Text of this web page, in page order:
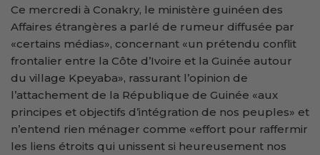
Ce mercredi à Conakry, le ministère guinéen des
Affaires étrangères a parlé de rumeur diffusée par
«certains médias», concernant «un prétendu conflit
frontalier entre la Côte d’Ivoire et la Guinée autour
du village Kpeyaba», rassurant l’opinion de
l’attachement de la République de Guinée «aux
principes et objectifs d’intégration de nos peuples» et
n’entend rien ménager comme «effort pour raffermir
les liens étroits qui unissent si heureusement nos